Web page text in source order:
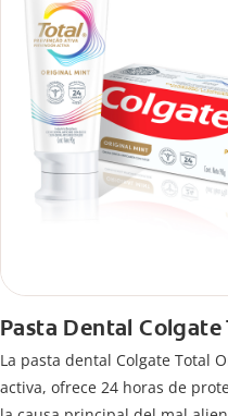
Pasta Dental
La pasta dental Colgate Total
activa, ofrece 24 horas de